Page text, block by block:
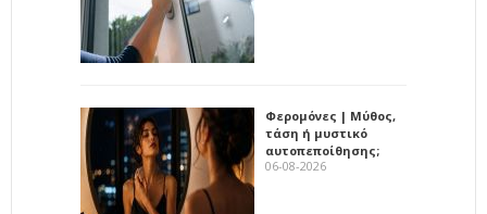
Φερομόνες | Μύθος,
τάση ή μυστικό
αυτοπεποίθησης;
06-08-2026